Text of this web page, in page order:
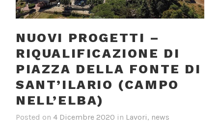
NUOVI PROGETTI –
RIQUALIFICAZIONE DI
PIAZZA DELLA FONTE DI
SANT’ILARIO (CAMPO
NELL’ELBA)
Posted on 4 Dicembre 2020 in Lavori, news